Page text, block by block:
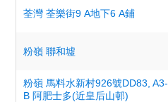
荃灣 荃樂街9 A地下6 A鋪
粉嶺 聯和墟
粉嶺 馬料水新村926號DD83, A3-
B 阿肥士多(近皇后山邨)